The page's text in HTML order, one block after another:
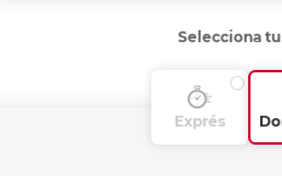
Selecciona
Exprés